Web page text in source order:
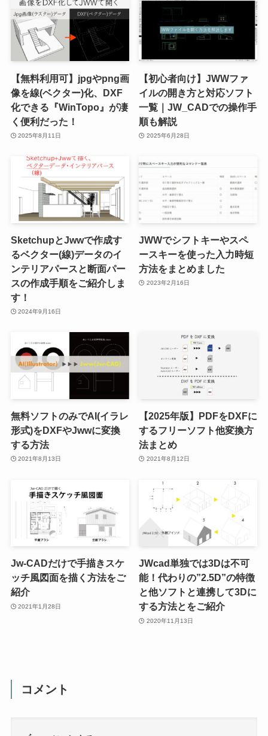
【無料利用可】jpgやpng画
像を線(ベクター)化、DXF
化できる『WinTopo』が凄
く便利だった！
2025年8月11日
【初心者向け】JWWファ
イルの開き方と対応ソフト
一覧｜JW_CADでの操作手
順も解説
2025年6月28日
SketchupとJwwで作成す
るベクター(線)データのイ
ンテリアパースと断面パー
スの作成手順をご紹介しま
す！
2024年9月16日
JWWでシフトキーやスペ
ースキーを使った入力時短
方法をまとめました
2023年2月16日
無料ソフトのみでAI(イラレ
形式)をDXFやJwwに変換
する方法
2021年8月13日
【2025年版】PDFをDXFに
するフリーソフト他変換方
法まとめ
2021年8月12日
Jw-CADだけで手描きスケ
ッチ風図面を描く方法をご
紹介
2021年1月28日
JWcad単独では3Dは不可
能！代わりの”2.5D”の特徴
と他ソフトと連携して3Dに
する方法とをご紹介
2020年11月13日
コメント